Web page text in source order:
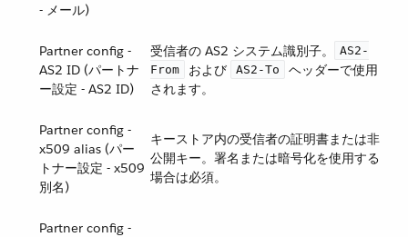
- メール)
Partner config -
AS2 ID (パートナ
ー設定 - AS2 ID)
受信者の AS2 システム識別子。​
AS2-
From
​ および ​ AS2-To
​ ヘッダーで使用
されます。
Partner config -
x509 alias (パー
トナー設定 - x509
別名)
キーストア内の受信者の証明書または非
公開キー。署名または暗号化を使用する
場合は必須。
Partner config -